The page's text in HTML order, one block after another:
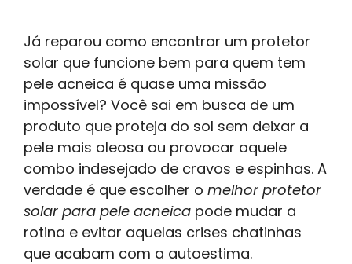
Já reparou como encontrar um protetor
solar que funcione bem para quem tem
pele acneica é quase uma missão
impossível? Você sai em busca de um
produto que proteja do sol sem deixar a
pele mais oleosa ou provocar aquele
combo indesejado de cravos e espinhas. A
verdade é que escolher o melhor protetor
solar para pele acneica pode mudar a
rotina e evitar aquelas crises chatinhas
que acabam com a autoestima.